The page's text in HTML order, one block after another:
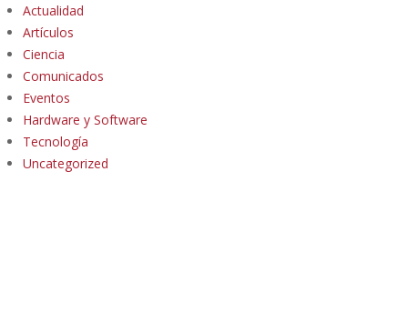
Actualidad
Artículos
Ciencia
Comunicados
Eventos
Hardware y Software
Tecnología
Uncategorized